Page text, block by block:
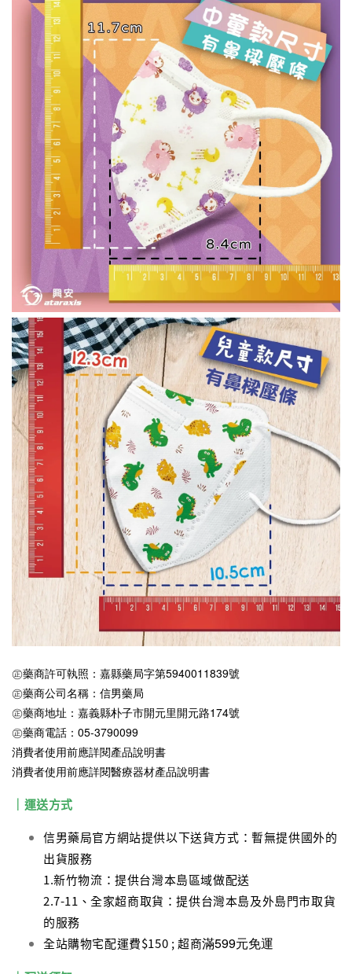
㊣藥商許可執照：嘉縣藥局字第5940011839號
㊣藥商公司名稱：信男藥局
㊣藥商地址：嘉義縣朴子市開元里開元路174號
㊣藥商電話：05-3790099
消費者使用前應詳閱產品說明書
消費者使用前應詳閱醫療器材產品說明書
｜運送方式
信男藥局官方網站提供以下送貨方式：暫無提供國外的
出貨服務
1.新竹物流：提供台灣本島區域做配送
2.7-11、全家超商取貨：提供台灣本島及外島門市取貨
的服務
全站購物宅配運費$150 ; 超商滿599元免運